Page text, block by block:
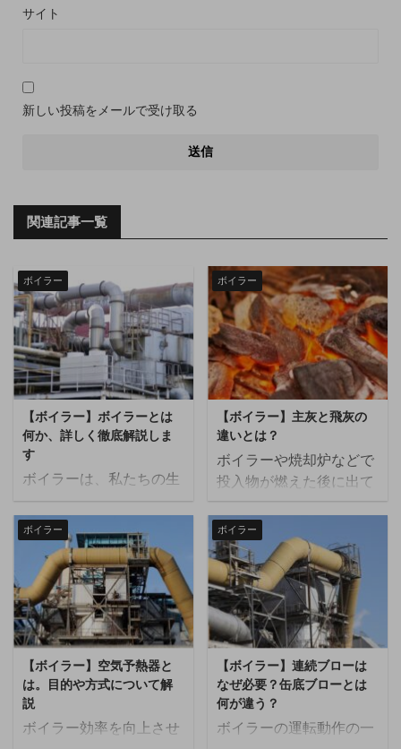
サイト
新しい投稿をメールで受け取る
関連記事一覧
ボイラー
【ボイラー】ボイラーとは
何か、詳しく徹底解説しま
す
ボイラーは、私たちの生
要な機器です。燃料を燃
焼させて水やその他の液
体を加熱・蒸気化する装
置として、ボイラーはさ
まざまな用途で利用され
ています。 本記事では、
ボイラーの基本的な定義
や歴史、ボイラーにはど
のような種類があるの
か、使用される媒質や構
成要素、燃料の違い、ボ
ボイラー
【ボイラー】主灰と飛灰の
違いとは？
ボイラーや焼却炉などで
投入物が燃えた後に出て
主灰（しゅばい）と飛灰
（ひばい）があります。
この記事では主灰と飛灰
の違いについて解説しま
す。 主灰と飛灰の違い
主灰：焼却炉の炉底に落
下した灰でボトムアッシ
ュ（bottom ash）とも
呼ばれる。 飛灰：風に飛
ばされて集塵機などで採
取される灰でフライアッ
ボイラー
【ボイラー】空気予熱器と
は。目的や方式について解
説
ボイラー効率を向上させ
ボイラー
【ボイラー】連続ブローは
なぜ必要？缶底ブローとは
何が違う？
ボイラーの運転動作の一